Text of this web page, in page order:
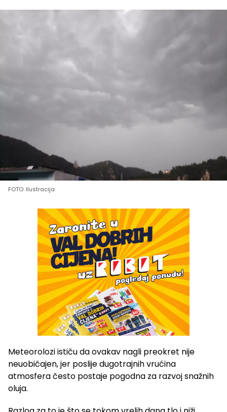
FOTO: Ilustracija
Meteorolozi ističu da ovakav nagli preokret nije
neuobičajen, jer poslije dugotrajnih vrućina
atmosfera često postaje pogodna za razvoj snažnih
oluja.